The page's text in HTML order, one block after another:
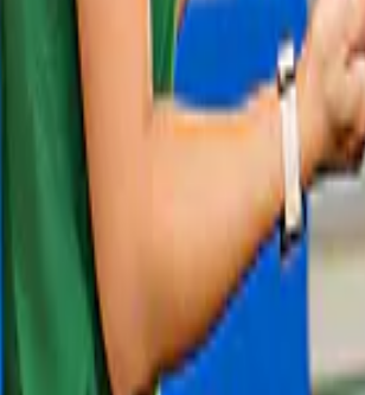
Water Park
hop-on hop-off
Español, Mallorca.